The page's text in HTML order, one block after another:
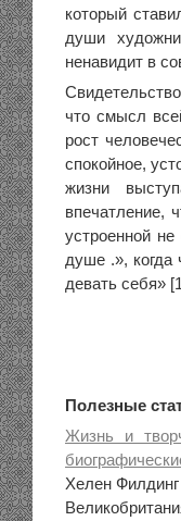
который
души
ненавидит в
что смысл
рост
спокойное,
жизни
впечатление,
устроенной
душе .», когда
девать себя»
Полезные
Жизнь и
Хелен